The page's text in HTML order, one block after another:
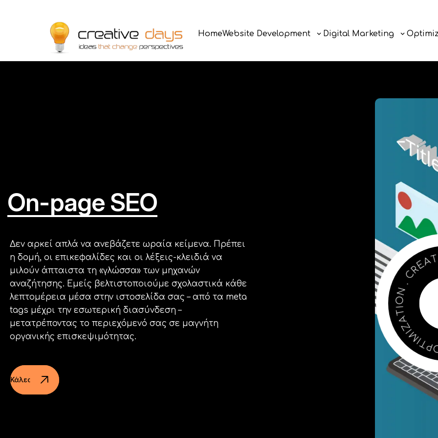
HomeWebsite Development Digital Marketing
HomeWebsite Development Digital Marketing
On-page SEO
Δεν αρκεί απλά να ανεβάζετε ωραία κείμενα. Πρέπει
η δομή, οι επικεφαλίδες και οι λέξεις-κλειδιά να
μιλούν άπταιστα τη «γλώσσα» των μηχανών
αναζήτησης. Εμείς βελτιστοποιούμε σχολαστικά κάθε
λεπτομέρεια μέσα στην ιστοσελίδα σας – από τα meta
tags μέχρι την εσωτερική διασύνδεση –
μετατρέποντας το περιεχόμενό σας σε μαγνήτη
οργανικής επισκεψιμότητας.
Κάλεσε τώρα!
M
I
Z
A
T
I
O
N
.
C
R
E
AT
IVE
Instagram
LinkedIn